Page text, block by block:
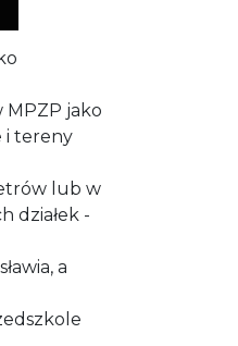
MPZP jako
i tereny
lub w
działek -
a